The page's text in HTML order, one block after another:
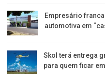
Empresário
automotiva em
Skol terá entrega
para quem ficar